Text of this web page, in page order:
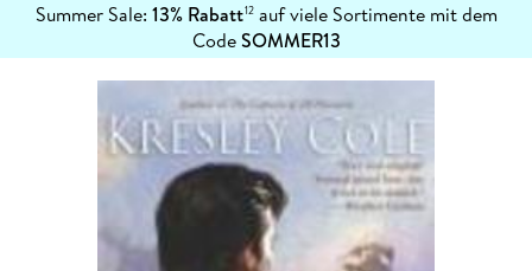
Summer Sale: 13% Rabatt12auf viele Sortimente mit dem
CodeSOMMER13
erfahren